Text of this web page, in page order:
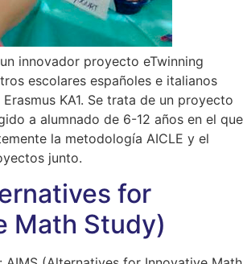
innovador proyecto eTwinning
escolares españoles e italianos
KA1. Se trata de un proyecto
a alumnado de 6-12 años en el que
la metodología AICLE y el
junto.
for
Math Study)